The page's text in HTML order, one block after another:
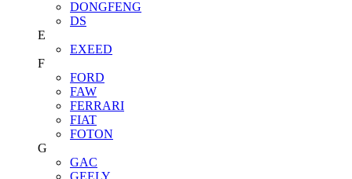
DONGFENG
DS
E
EXEED
F
FORD
FAW
FERRARI
FIAT
FOTON
G
GAC
GEELY